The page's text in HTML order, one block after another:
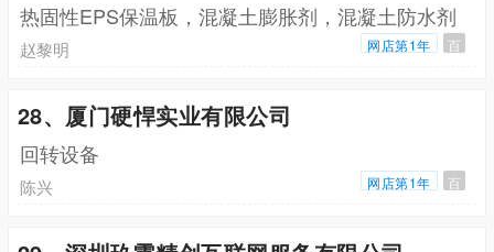
热固性EPS保温板，混凝土膨胀剂，混凝土防水剂
赵黎明 网店第1年 百
28、厦门硬悍实业有限公司
回转设备
陈兴 网店第1年 百